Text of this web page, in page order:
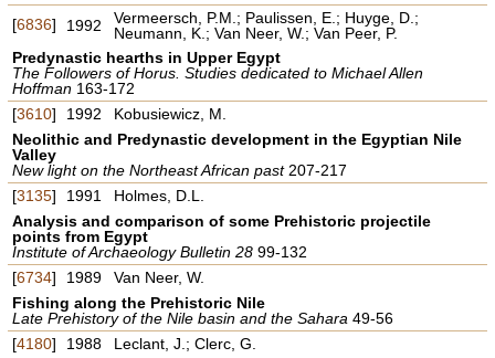
[6836] 1992
Vermeersch, P.M.; Paulissen, E.; Huyge, D.;
Neumann, K.; Van Neer, W.; Van Peer, P.
Predynastic hearths in Upper Egypt
The Followers of Horus. Studies dedicated to Michael Allen
Hoffman 163-172
[3610] 1992
Kobusiewicz, M.
Neolithic and Predynastic development in the Egyptian Nile
Valley
New light on the Northeast African past 207-217
[3135] 1991
Holmes, D.L.
Analysis and comparison of some Prehistoric projectile
points from Egypt
Institute of Archaeology Bulletin 28 99-132
[6734] 1989
Van Neer, W.
Fishing along the Prehistoric Nile
Late Prehistory of the Nile basin and the Sahara49-56
[4180] 1988
Leclant, J.; Clerc, G.